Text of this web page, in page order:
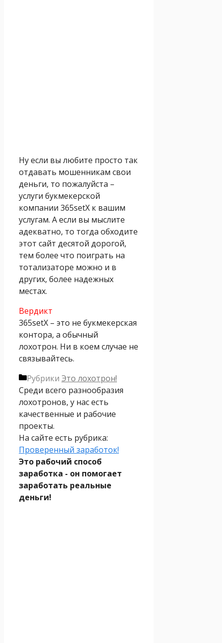
Ну если вы любите просто так
отдавать мошенникам свои
деньги, то пожалуйста –
услуги букмекерской
компании 365setX к вашим
услугам. А если вы мыслите
адекватно, то тогда обходите
этот сайт десятой дорогой,
тем более что поиграть на
тотализаторе можно и в
других, более надежных
местах.
Вердикт
365setX – это не букмекерская
контора, а обычный
лохотрон. Ни в коем случае не
связывайтесь.
Рубрики Это лохотрон!
Среди всего разнообразия
лохотронов, у нас есть
качественные и рабочие
проекты.
На сайте есть рубрика:
Проверенный заработок!
Это рабочий способ
заработка - он помогает
заработать реальные
деньги!